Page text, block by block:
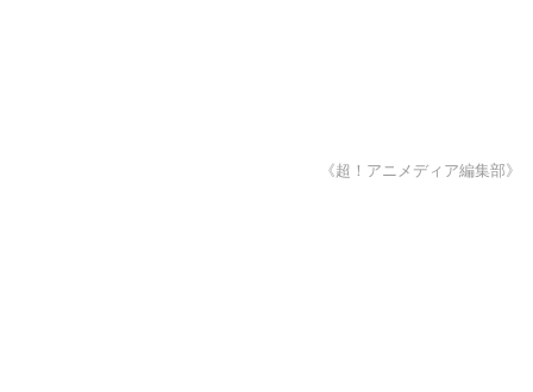
《超！アニメディア編集部》